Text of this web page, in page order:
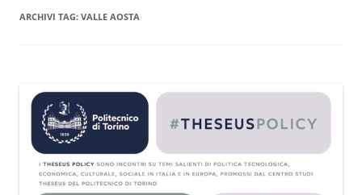
ARCHIVI TAG: VALLE AOSTA